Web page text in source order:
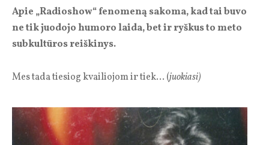
Apie „Radioshow“ fenomeną sakoma, kad tai buvo
ne tik juodojo humoro laida, bet ir ryškus to meto
subkultūros reiškinys.
Mes tada tiesiog kvailiojom ir tiek… (juokiasi)